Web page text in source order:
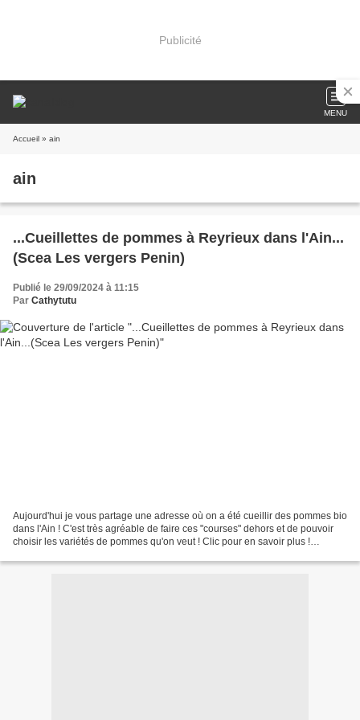
Publicité
MENU
Accueil » ain
ain
...Cueillettes de pommes à Reyrieux dans l'Ain...
(Scea Les vergers Penin)
Publié le 29/09/2024 à 11:15
Par Cathytutu
Aujourd'hui je vous partage une adresse où on a été cueillir des pommes bio
dans l'Ain ! C'est très agréable de faire ces "courses" dehors et de pouvoir
choisir les variétés de pommes qu'on veut ! Clic pour en savoir plus !